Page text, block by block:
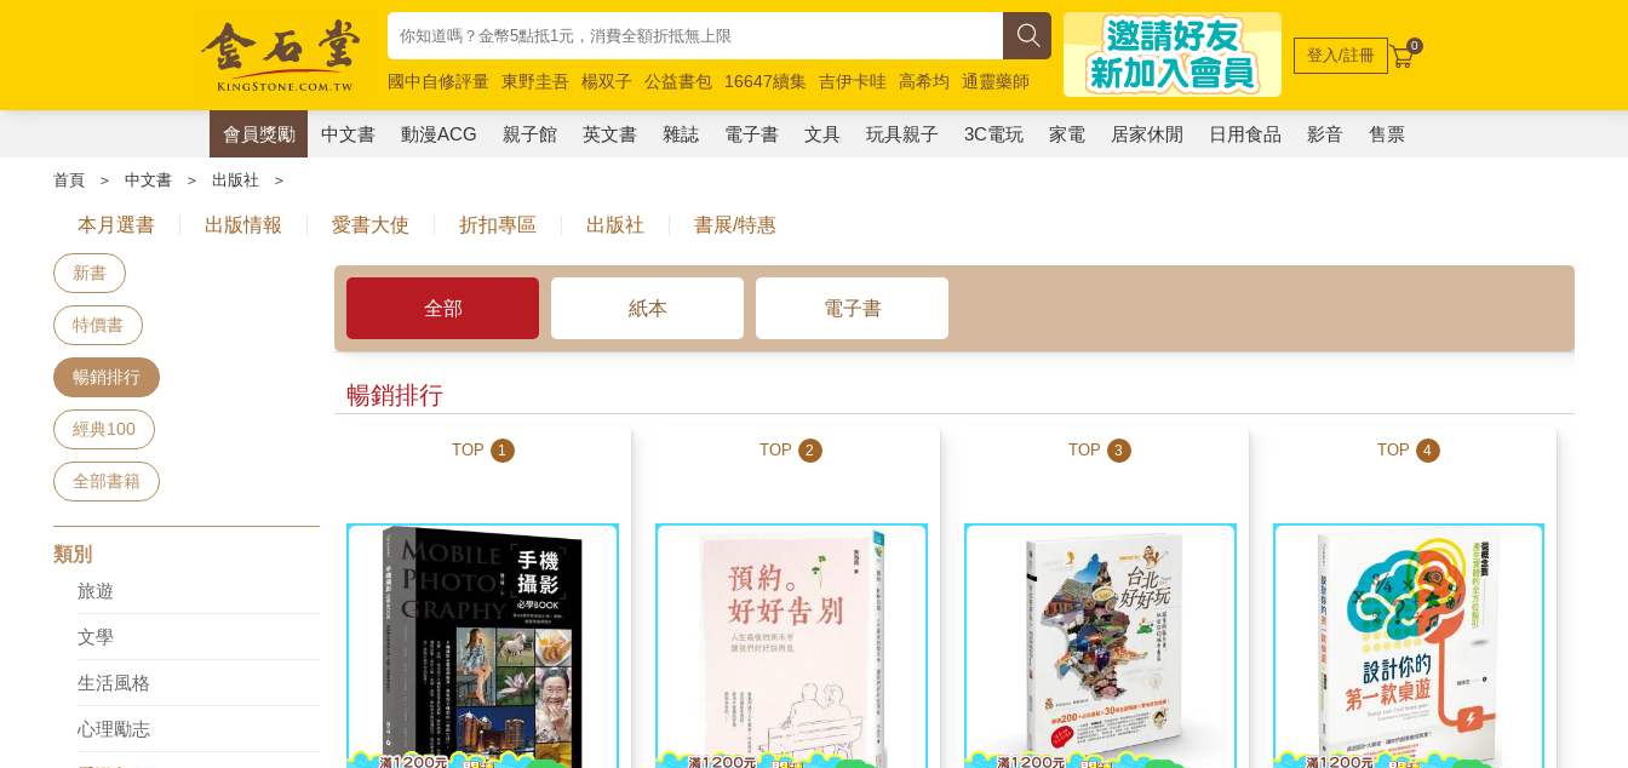
國中自修評量 東野圭吾 楊双子 公益書包 16647續集 吉伊卡哇 高希均
通靈藥師
唯紅花綻放
奧德賽 路邊攤新作 馬斯克 玩具總動員5 超慢跑
登入/註冊 0
會員獎勵 中文書 動漫ACG 親子館 英文書 雜誌 電子書 文具 玩具親子 3C電玩 家電 居家休閒 日用食品 影音 售票
首頁 ＞ 中文書 ＞ 出版社 ＞
本月選書 出版情報 愛書大使 折扣專區 出版社 書展/特惠
新書
特價書
暢銷排行
經典100
全部書籍
類別
旅遊
文學
生活風格
心理勵志
全部 紙本 電子書
暢銷排行
TOP 1 TOP 2 TOP 3 TOP 4